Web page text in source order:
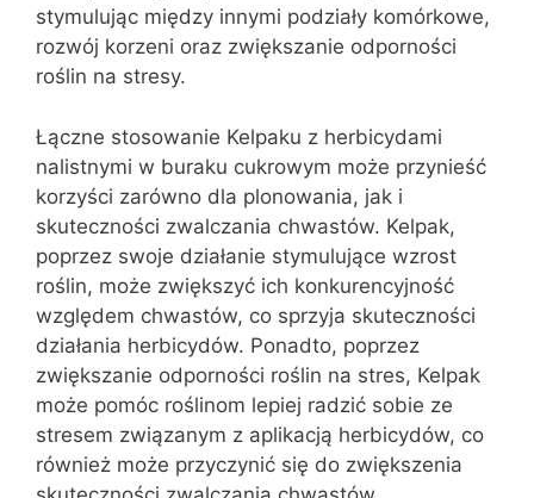
stymulując między innymi podziały komórkowe,
rozwój korzeni oraz zwiększanie odporności
roślin na stresy.
Łączne stosowanie Kelpaku z herbicydami
nalistnymi w buraku cukrowym może przynieść
korzyści zarówno dla plonowania, jak i
skuteczności zwalczania chwastów. Kelpak,
poprzez swoje działanie stymulujące wzrost
roślin, może zwiększyć ich konkurencyjność
względem chwastów, co sprzyja skuteczności
działania herbicydów. Ponadto, poprzez
zwiększanie odporności roślin na stres, Kelpak
może pomóc roślinom lepiej radzić sobie ze
stresem związanym z aplikacją herbicydów, co
również może przyczynić się do zwiększenia